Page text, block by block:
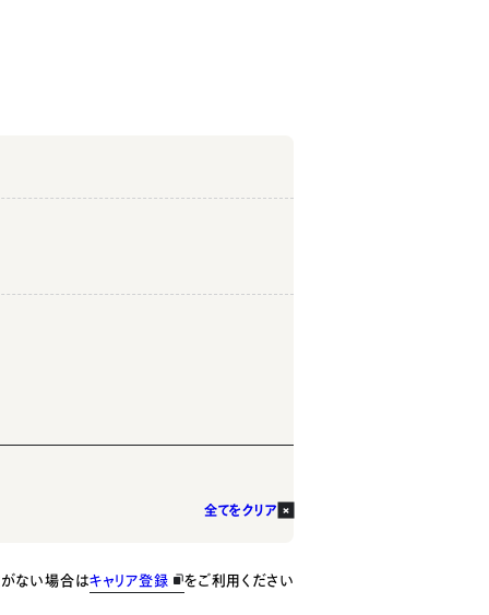
全てをクリア
ない場合はキャリア登録 をご利用ください